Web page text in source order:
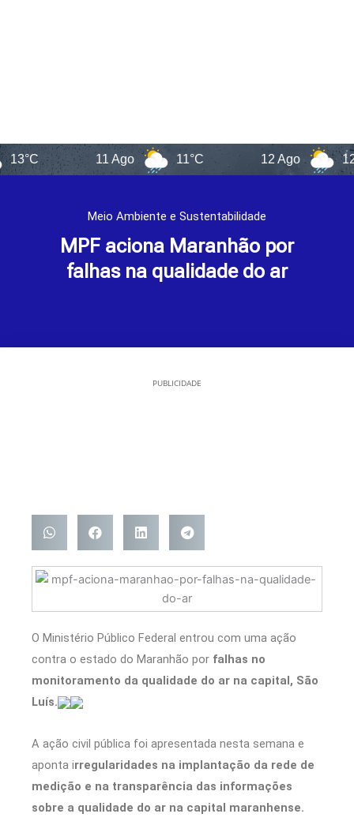
11 Ago 11°C 12°C
Meio Ambiente e Sustentabilidade
MPF aciona Maranhão por
falhas na qualidade do ar
PUBLICIDADE
O Ministério Público Federal entrou com uma ação
contra o estado do Maranhão por falhas no
monitoramento da qualidade do ar na capital, São
Luís.
A ação civil pública foi apresentada nesta semana e
aponta irregularidades na implantação da rede de
medição e na transparência das informações
sobre a qualidade do ar na capital maranhense.